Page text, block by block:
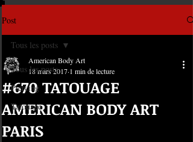
Post
Tous les posts
Piercing
Tatouage
Tous les posts
#670 TATOUAGE
AMERICAN BODY ART
PARIS
American Body Art
18 mars 2017 1 min de lecture